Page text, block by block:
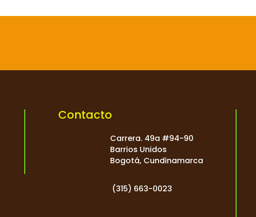
Contacto
Carrera. 49a #94-90
Barrios Unidos
Bogotá, Cundinamarca
(315) 663-0023